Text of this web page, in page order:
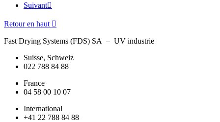
Suivant
Retour en haut 
Fast Drying Systems (FDS) SA – UV industrie
Suisse, Schweiz
022 788 84 88
France
04 58 00 10 07
International
+41 22 788 84 88